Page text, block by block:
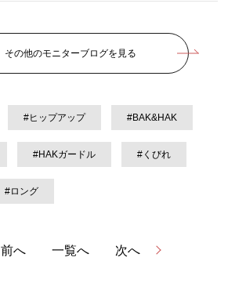
その他のモニターブログを見る
#ヒップアップ #BAK&HAK
#HAKガードル #くびれ
#ロング
前へ 一覧へ 次へ